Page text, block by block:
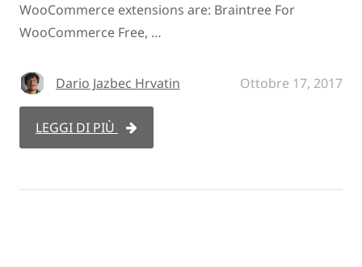
WooCommerce extensions are: Braintree For
WooCommerce Free, …
Dario Jazbec Hrvatin Ottobre 17, 2017
LEGGI DI PIÙ